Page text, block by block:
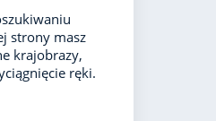
strony masz
krajobrazy,
ręki.